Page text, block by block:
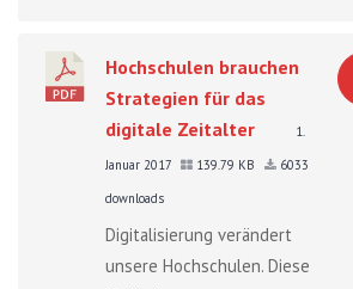
Hochschulen brauchen
Strategien für das
digitale Zeitalter
1.
Januar 2017
139.79 KB
6033
downloads
Digitalisierung verändert
unsere Hochschulen. Diese